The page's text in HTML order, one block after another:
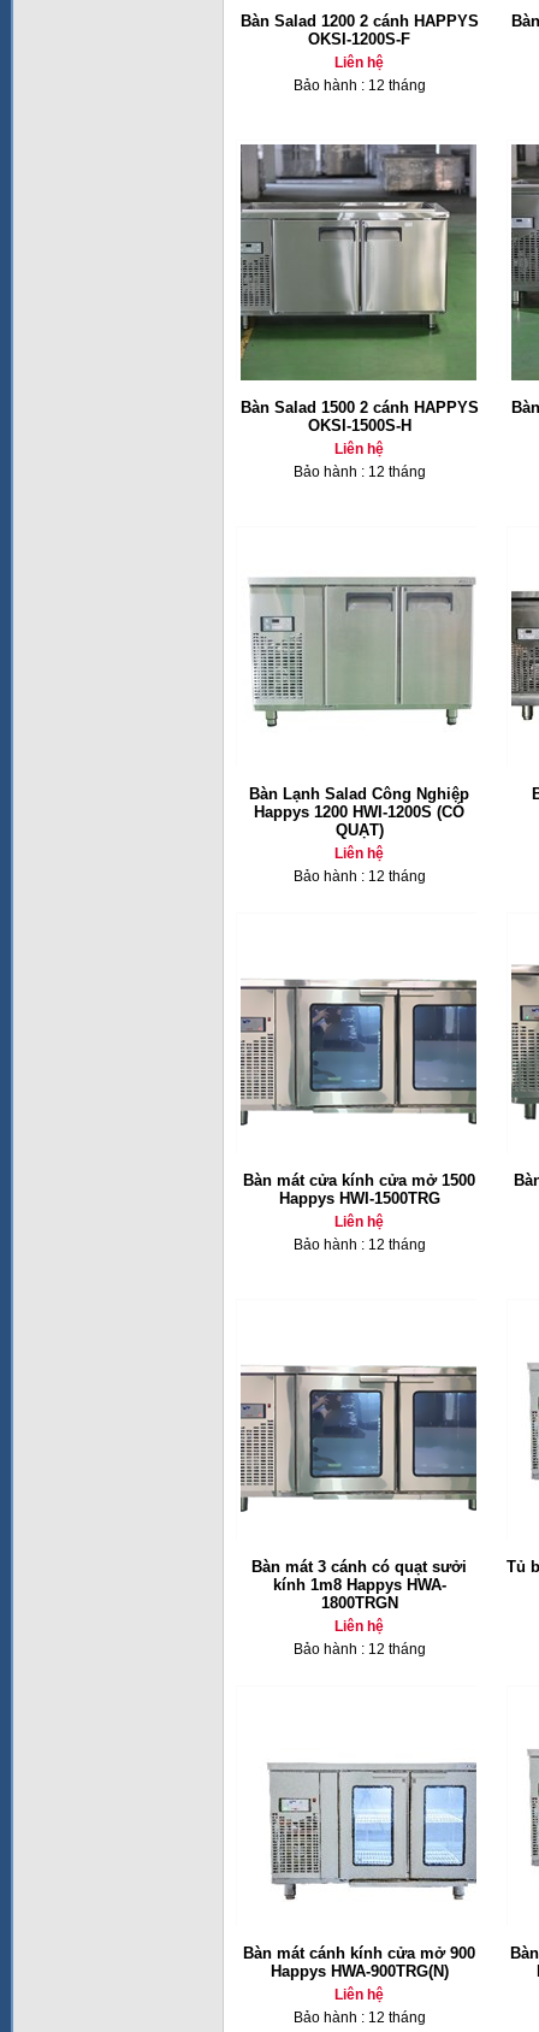
Bàn Salad 1200 2 cánh HAPPYS
OKSI-1200S-F
Liên hệ
Bảo hành : 12 tháng
Bàn Salad 1500 2 cánh HAPPYS
OKSI-1500S-H
Liên hệ
Bảo hành : 12 tháng
Bàn Lạnh Salad Công Nghiệp
Happys 1200 HWI-1200S (CÓ
QUẠT)
Liên hệ
Bảo hành : 12 tháng
Bàn mát cửa kính cửa mở 1500
Happys HWI-1500TRG
Liên hệ
Bảo hành : 12 tháng
Bàn mát 3 cánh có quạt sưởi
kính 1m8 Happys HWA-
1800TRGN
Liên hệ
Bảo hành : 12 tháng
Tủ
Bàn mát cánh kính cửa mở 900
Happys HWA-900TRG(N)
Liên hệ
Bảo hành : 12 tháng